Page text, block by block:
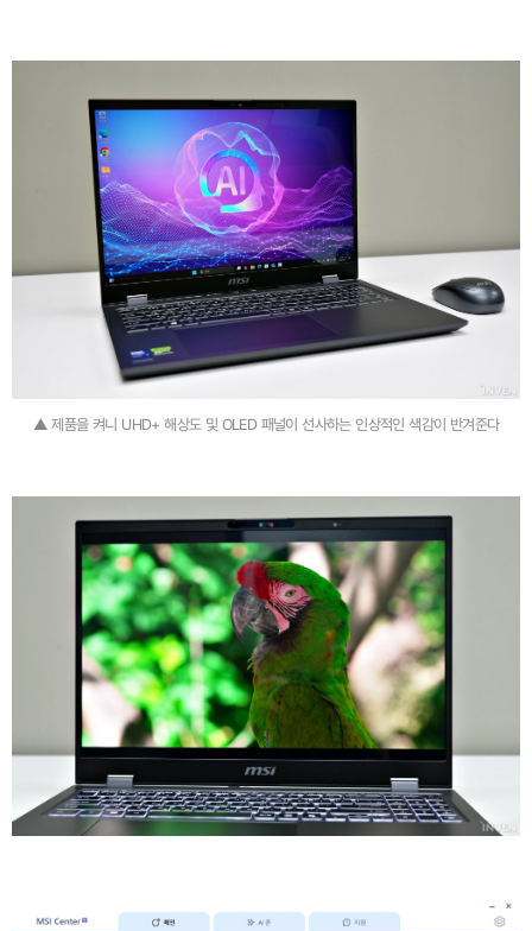
▲ 제품을 켜니 UHD+ 해상도 및 OLED 패널이 선사하는 인상적인 색감이 반겨준다